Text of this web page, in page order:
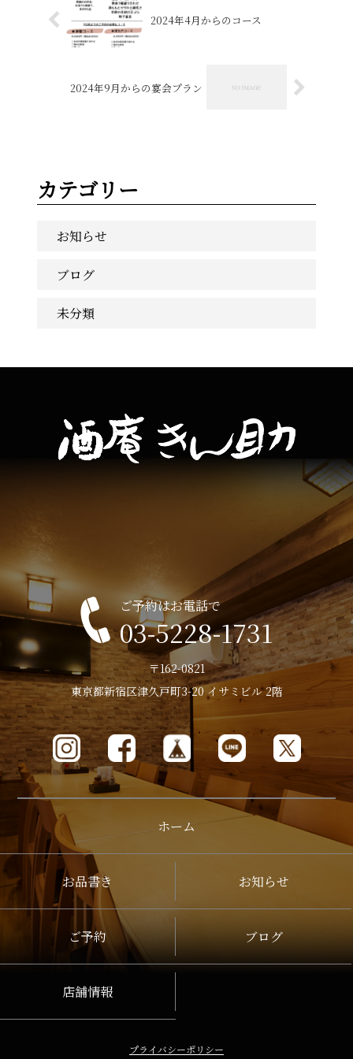
2024年4月からのコース
2024年9月からの宴会プラン
カテゴリー
お知らせ
ブログ
未分類
ご予約はお電話で
03-5228-1731
〒162-0821
東京都新宿区津久戸町3-20 イサミビル 2階
ホーム
お品書き お知らせ
ご予約 ブログ
店舗情報
プライバシーポリシー